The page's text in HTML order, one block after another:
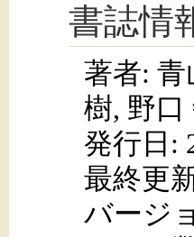
書誌情
著者: 青
樹, 野口
発行日:
最終更
バージ